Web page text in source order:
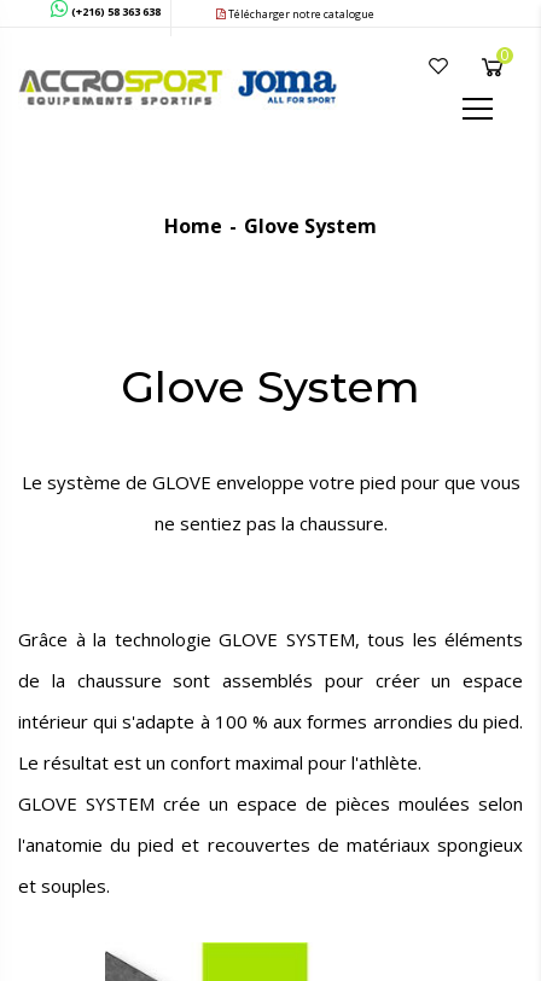
(+216) 58 363 638 Télécharger notre catalogue
0
Home Glove System
Glove System
Le système de GLOVE enveloppe votre pied pour que vous
ne sentiez pas la chaussure.
Grâce à la technologie GLOVE SYSTEM, tous les éléments
de la chaussure sont assemblés pour créer un espace
intérieur qui s'adapte à 100 % aux formes arrondies du pied.
Le résultat est un confort maximal pour l'athlète.
GLOVE SYSTEM crée un espace de pièces moulées selon
l'anatomie du pied et recouvertes de matériaux spongieux
et souples.